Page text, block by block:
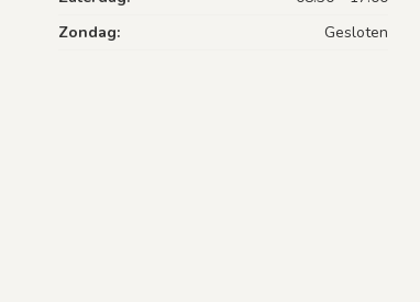
Zondag:
Gesloten